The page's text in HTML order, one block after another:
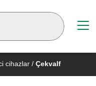
cihazlar / Çekvalf